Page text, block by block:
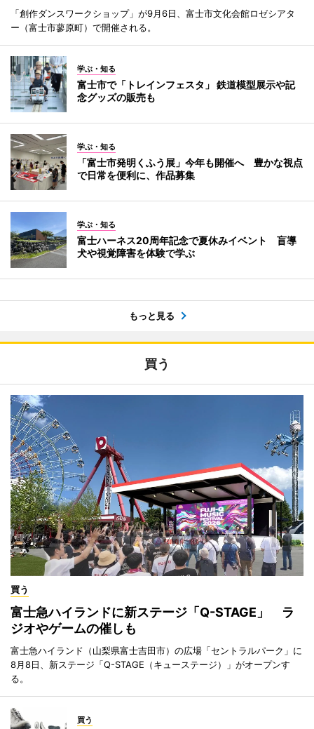
「創作ダンスワークショップ」が9月6日、富士市文化会館ロゼシアタ
ー（富士市蓼原町）で開催される。
学ぶ・知る
富士市で「トレインフェスタ」 鉄道模型展示や記
念グッズの販売も
学ぶ・知る
「富士市発明くふう展」今年も開催へ 豊かな視点
で日常を便利に、作品募集
学ぶ・知る
富士ハーネス20周年記念で夏休みイベント 盲導
犬や視覚障害を体験で学ぶ
もっと見る
買う
買う
富士急ハイランドに新ステージ「Q-STAGE」 ラ
ジオやゲームの催しも
富士急ハイランド（山梨県富士吉田市）の広場「セントラルパーク」に
8月8日、新ステージ「Q-STAGE（キューステージ）」がオープンす
る。
買う